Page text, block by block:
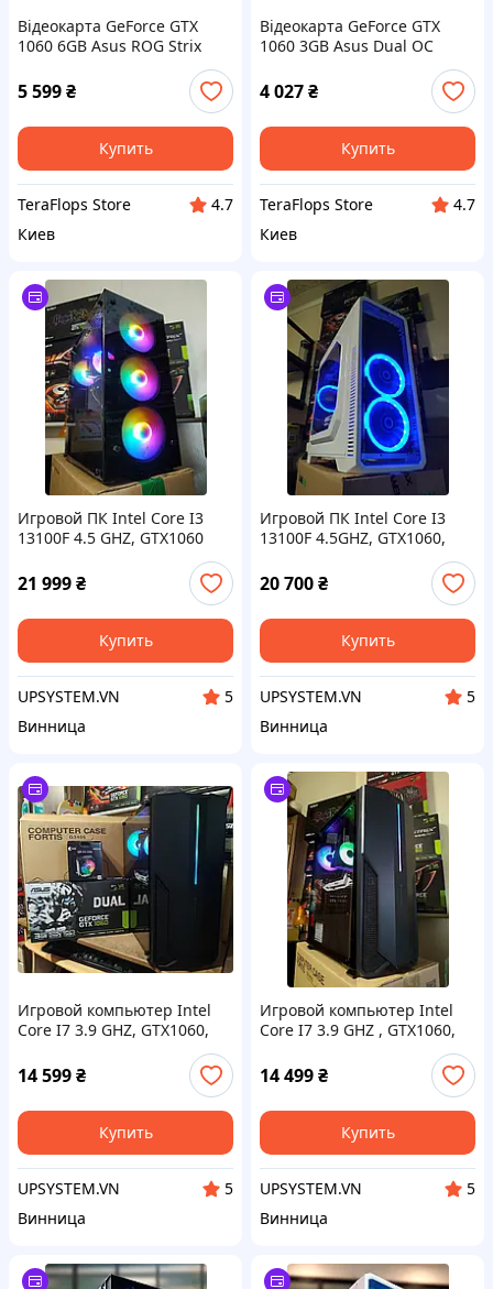
Відеокарта GeForce GTX
1060 6GB Asus ROG Strix
GTX1060-O6G-GAMING) Б/В
5 599₴
Купить
TeraFlops Store
4.7
Киев
Відеокарта GeForce GTX
1060 3GB Asus Dual OC
4 027₴
Купить
TeraFlops Store
4.7
Киев
Игровой ПК Intel Core I3
13100F 4.5 GHZ, GTX1060
6GB, 16GB DDR4, SSD 240GB,
HDD 500GB Gaming PC
21 999₴
Купить
UPSYSTEM.VN
5
Винница
Игровой ПК Intel Core I3
13100F 4.5GHZ, GTX1060,
16GB DDR4, SSD 240GB,HDD
500GB Gaming PC
20 700₴
Купить
UPSYSTEM.VN
5
Винница
Игровой компьютер Intel
Core I7 3.9 GHZ, GTX1060,
16GB, SSD 240GB + 500GB
Gaming PC ПК
14 599₴
Купить
UPSYSTEM.VN
5
Винница
Игровой компьютер Intel
Core I7 3.9 GHZ , GTX1060,
16GB, SSD 240GB + 500GB
GAMING PC ПК
14 499₴
Купить
UPSYSTEM.VN
5
Винница